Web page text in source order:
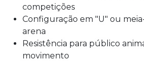
competições
Configuração em "U" ou
arena
Resistência para público
movimento